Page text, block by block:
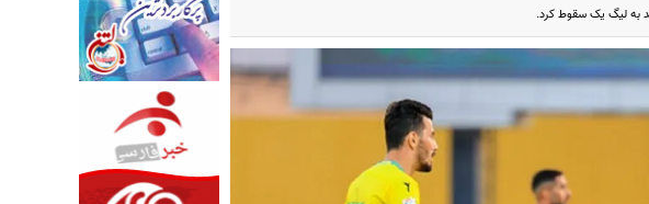
به لیگ یک سقوط کرد.